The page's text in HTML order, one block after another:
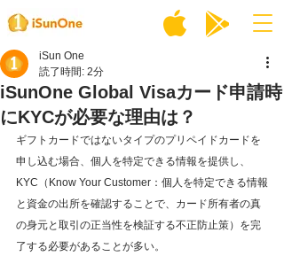
iSunOne Global Visaカード申請時
にKYCが必要な理由は？
iSun One
読了時間: 2分
ギフトカードではないタイプのプリペイドカードを
申し込む場合、個人を特定できる情報を提供し、
KYC（Know Your Customer：個人を特定できる情報
と資金の出所を確認することで、カード所有者の真
の身元と取引の正当性を検証する不正防止策）を完
了する必要があることが多い。